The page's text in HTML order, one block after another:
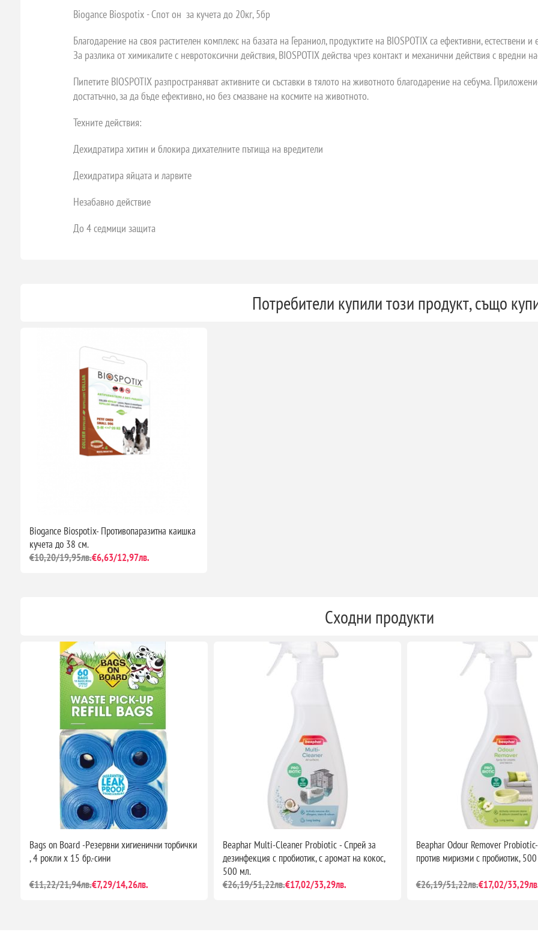
Biogance Biospotix - Спот он за кучета до 20кг, 5бр
Благодарение на своя растителен комплекс на базата на Гераниол, продуктите на BIOSPOTIX са ефективни,
За разлика от химикалите с невротоксични действия, BIOSPOTIX действа чрез контакт и механични действия с вредни
Пипетите BIOSPOTIX разпространяват активните си съставки в тялото на животното благодарение на себума.
достатъчно, за да бъде ефективно, но без смазване на космите на животното.
Техните действия:
Дехидратира хитин и блокира дихателните пътища на вредители
Дехидратира яйцата и ларвите
Незабавно действие
До 4 седмици защита
Потребители купили този продукт, също
Biogance Biospotix- Противопаразитна каишка
кучета до 38 см.
€10,20/19,95лв.€6,63/12,97лв.
Сходни продукти
Bags on Board -Резервни хигиенични торбички
, 4 рокли х 15 бр.-сини
€11,22/21,94лв.€7,29/14,26лв.
Beaphar Multi-Cleaner Probiotic - Спрей за
дезинфекция с пробиотик, с аромат на кокос,
500 мл.
€26,19/51,22лв.€17,02/33,29лв.
Beaphar Odour Remover
против миризми с пробиотик,
€26,19/51,22лв.€17,02/